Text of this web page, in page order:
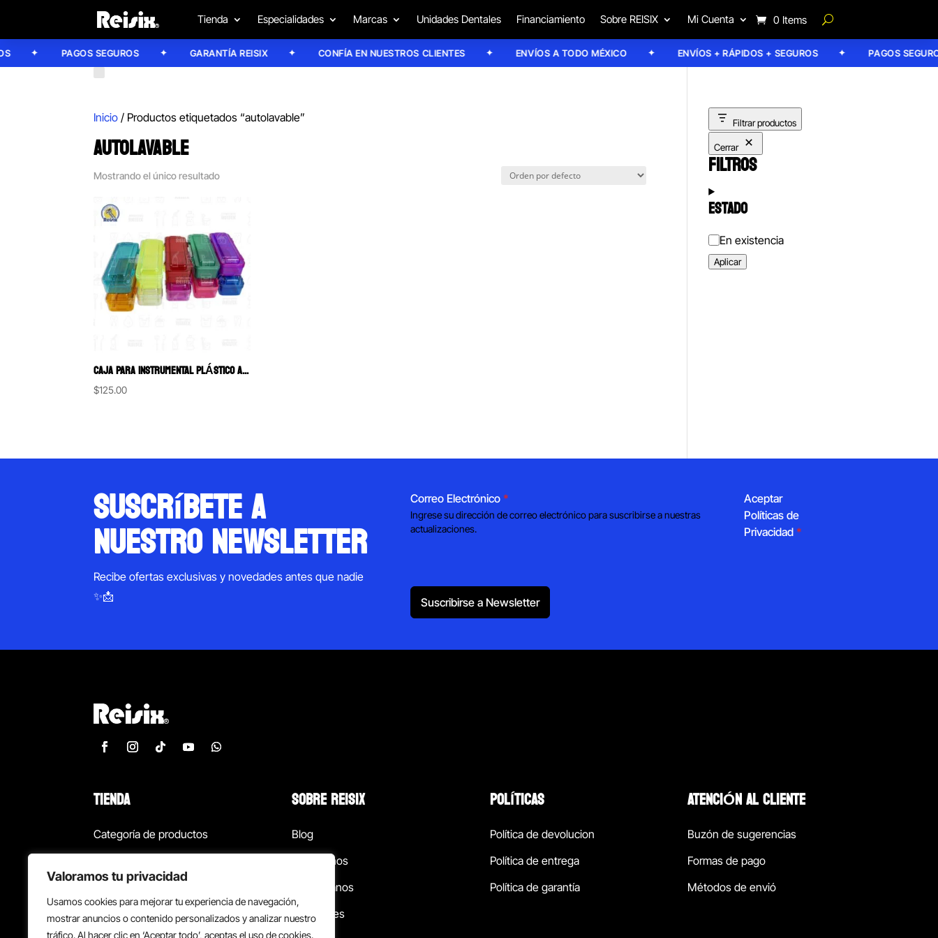
Valoramos tu privacidad
Usamos cookies para mejorar tu experiencia de navegación,
mostrar anuncios o contenido personalizados y analizar nuestro
tráfico. Al hacer clic en ‘Aceptar todo’, aceptas el uso de cookies.
Tienda Especialidades Marcas Unidades Dentales Financiamiento Sobre REISIX Mi Cuenta 0 Items
PAGOS SEGUROS GARANTÍA REISIX CONFÍA EN NUESTROS CLIENTES ENVÍOS A TODO MÉXICO ENVÍOS + RÁPIDOS + SEGUROS PAGOS SEGUROS
Inicio / Productos etiquetados “autolavable”
AUTOLAVABLE
Mostrando el único resultado
CAJA PARA INSTRUMENTAL PLÁSTICO AUTOCLAVABLE
$125.00
Filtrar productos
Cerrar
FILTROS
ESTADO
Estado
En existencia
Aplicar
suscríbete a
nuestro newsletter
Recibe ofertas exclusivas y novedades antes que nadie
✨📩
Correo Electrónico *
Ingrese su dirección de correo electrónico para suscribirse a nuestras
actualizaciones.
Aceptar
Políticas de
Privacidad *
Suscribirse a Newsletter
TIENDA
Categoría de productos
¡Las mejores ofertas!
Back to school
SOBRE REISIX
Blog
Conócenos
Contáctanos
Sucursales
POLÍTICAS
Política de devolucion
Política de entrega
Política de garantía
ATENCIÓN AL CLIENTE
Buzón de sugerencias
Formas de pago
Métodos de envió